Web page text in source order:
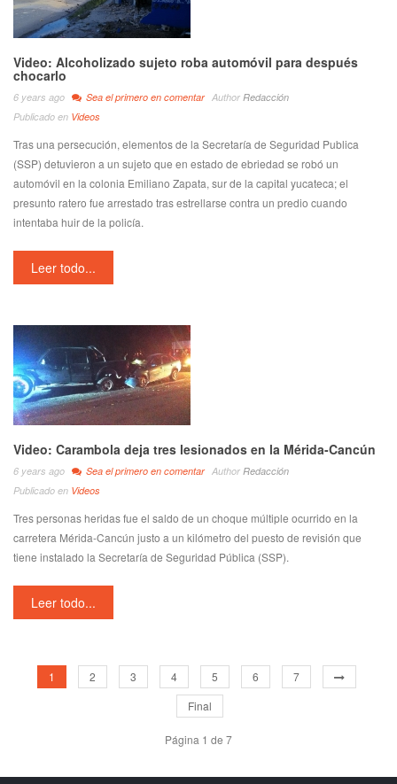
Video: Alcoholizado sujeto roba automóvil para después
chocarlo
6 years ago Sea el primero en comentar Author Redacción
Publicado en Videos
Tras una persecución, elementos de la Secretaría de Seguridad Publica
(SSP) detuvieron a un sujeto que en estado de ebriedad se robó un
automóvil en la colonia Emiliano Zapata, surde la capital yucateca; el
presunto ratero fue arrestado tras estrellarse contra un predio cuando
intentaba huir de la policía.
Leer todo...
Video: Carambola deja tres lesionados en la Mérida-Cancún
6 years ago Sea el primero en comentar Author Redacción
Publicado en Videos
Tres personas heridas fue el saldo de un choque múltiple ocurrido en la
carretera Mérida-Cancún justo a un kilómetro del puesto de revisión que
tiene instalado la Secretaría de Seguridad Pública (SSP).
Leer todo...
1 2 3 4 5 6
7
Final
Página 1 de 7